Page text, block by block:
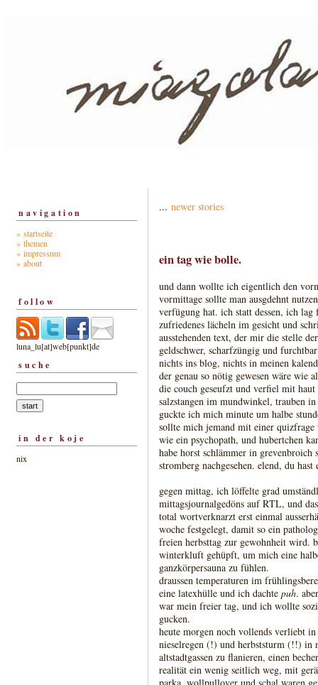
navigation
» startseite
» themen
» impressum
» about
follow
luna_lu[at]web[punkt]de
suche
in der koje
nix
... newer stories
ein tag wie bolle.
und dann wollte ich eigentlich den
vormittage sollte man ausgdehnt
verfügung hat. ich statt dessen, ich
zufriedenes lächeln im gesicht und
ausstehenden text, der mir die stelle
geldschwer, scharfzüngig und
nichts ins blog, nichts in meinen
der genau so nötig gewesen wäre wie
die couch geseufzt und verfiel mit
salzstangen im mundwinkel, trauben
guckte ich mich minute um halbe
sollte mich jemand mit einer
wie ein psychopath, und hubertchen
habe horst schlämmer in
stromberg nachgesehen. elend, du
gegen mittag, ich löffelte grad
mittagsjournalgedöns auf RTL, und
total wortverknarzt erst einmal
woche festgelegt, damit so ein
freien herbsttag zur gewohnheit wird.
winterkluft gehüpft, um mich eine
ganzkörpersauna zu fühlen.
draussen temperaturen im
eine latexhülle und ich dachte puh.
war mein freier tag, und ich wollte
gucken.
heute morgen noch vollends verliebt
nieselregen (!) und herbststurm (!!)
altstadtgassen zu flanieren, einen
realität ein wenig seitlich weg, mit